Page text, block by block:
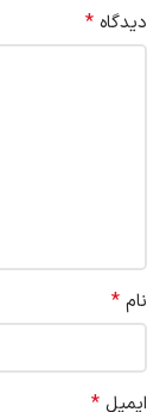
دیدگاه *
نام *
ایمیل *